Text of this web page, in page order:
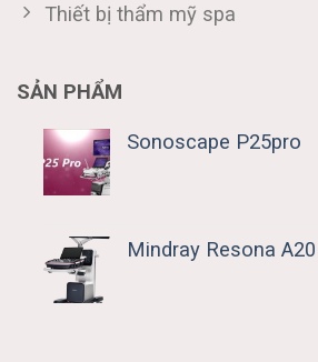
Thiết bị thẩm mỹ spa
SẢN PHẨM
Sonoscape P25pro
Mindray Resona A20